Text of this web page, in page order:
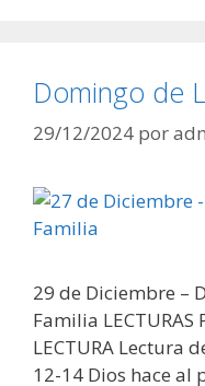
Domingo de
29/12/2024 por
29 de Diciembre –
Familia LECTURAS
LECTURA Lectura
12-14 Dios hace al